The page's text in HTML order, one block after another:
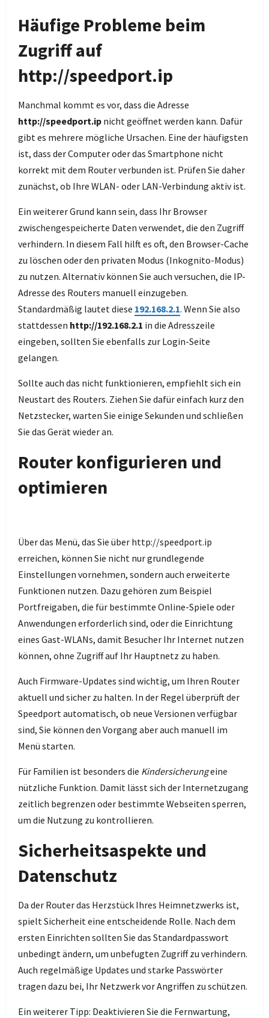
Häufige Probleme beim
Zugriff auf
http://speedport.ip
Manchmal kommt es vor, dass die Adresse
http://speedport.ip nicht geöffnet werden kann. Dafür
gibt es mehrere mögliche Ursachen. Eine der häufigsten
ist, dass der Computer oder das Smartphone nicht
korrekt mit dem Router verbunden ist. Prüfen Sie daher
zunächst, ob Ihre WLAN- oder LAN-Verbindung aktiv ist.
Ein weiterer Grund kann sein, dass Ihr Browser
zwischengespeicherte Daten verwendet, die den Zugriff
verhindern. In diesem Fall hilft es oft, den Browser-Cache
zu löschen oder den privaten Modus (Inkognito-Modus)
zu nutzen. Alternativ können Sie auch versuchen, die IP-
Adresse des Routers manuell einzugeben.
Standardmäßig lautet diese 192.168.2.1. Wenn Sie also
stattdessen http://192.168.2.1 in die Adresszeile
eingeben, sollten Sie ebenfalls zur Login-Seite
gelangen.
Sollte auch das nicht funktionieren, empfiehlt sich ein
Neustart des Routers. Ziehen Sie dafür einfach kurz den
Netzstecker, warten Sie einige Sekunden und schließen
Sie das Gerät wieder an.
Router konfigurieren und
optimieren
Über das Menü, das Sie über http://speedport.ip
erreichen, können Sie nicht nur grundlegende
Einstellungen vornehmen, sondern auch erweiterte
Funktionen nutzen. Dazu gehören zum Beispiel
Portfreigaben, die für bestimmte Online-Spiele oder
Anwendungen erforderlich sind, oder die Einrichtung
eines Gast-WLANs, damit Besucher Ihr Internet nutzen
können, ohne Zugriff auf Ihr Hauptnetz zu haben.
Auch Firmware-Updates sind wichtig, um Ihren Router
aktuell und sicher zu halten. In der Regel überprüft der
Speedport automatisch, ob neue Versionen verfügbar
sind, Sie können den Vorgang aber auch manuell im
Menü starten.
Für Familien ist besonders die Kindersicherungeine
nützliche Funktion. Damit lässt sich der Internetzugang
zeitlich begrenzen oder bestimmte Webseiten sperren,
um die Nutzung zu kontrollieren.
Sicherheitsaspekte und
Datenschutz
Da der Router das Herzstück Ihres Heimnetzwerks ist,
spielt Sicherheit eine entscheidende Rolle. Nach dem
ersten Einrichten sollten Sie das Standardpasswort
unbedingt ändern, um unbefugten Zugriff zu verhindern.
Auch regelmäßige Updates und starke Passwörter
tragen dazu bei, Ihr Netzwerk vor Angriffen zu schützen.
Ein weiterer Tipp: Deaktivieren Sie die Fernwartung,